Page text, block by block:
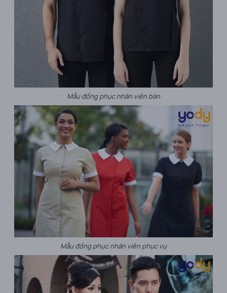
Mẫu đồng phục nhân viên bàn
Mẫu đồng phục nhân viên phục vụ